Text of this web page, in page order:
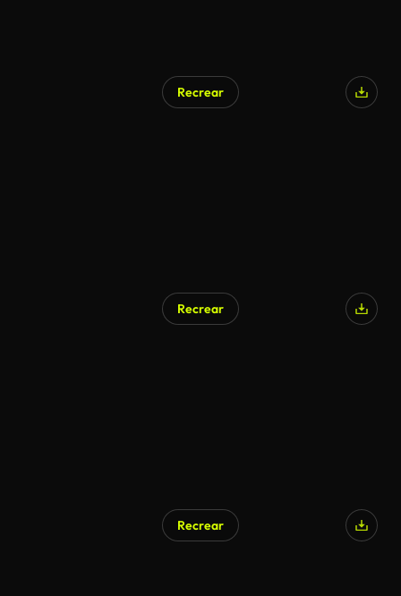
Recrear
Recrear
Recrear